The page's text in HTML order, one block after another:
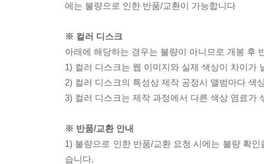
에는 불량으로 인한 반품/교환이 가능합니다
※ 컬러 디스크
아래에 해당하는 경우는 불량이 아니므로 개봉 후
1) 컬러 디스크는 웹 이미지와 실제 색상이 차이가
2) 컬러 디스크의 특성상 제작 공정시 앨범마다 색
3) 컬러 디스크는 제작 과정에서 다른 색상 염료가
※ 반품/교환 안내
1) 불량으로 인한 반품/교환 요청 시에는 불량 확
습니다.